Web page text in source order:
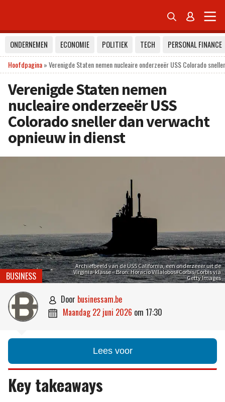
 
ONDERNEMEN ECONOMIE POLITIEK TECH
PERSONAL FINANCE
Hoofdpagina»Verenigde Staten nemen nucleaire onderzeeër USS Colorado
Verenigde Staten nemen
nucleaire onderzeeër USS
Colorado sneller dan verwacht
opnieuw in dienst
Archiefbeeld van de USS California, een onderzeeër uit de
Virginia-klasse – Bron: Horacio Villalobos#Corbis/Corbis via
Getty Images
BUSINESS
 door businessam.be
 maandag 22 juni 2026 om 17:30
Lees voor
Key takeaways